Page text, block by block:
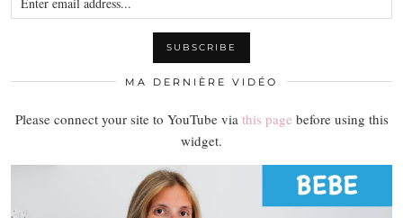
MA DERNIÈRE VIDÉO
Please connect your site to YouTube via this page before using this
widget.